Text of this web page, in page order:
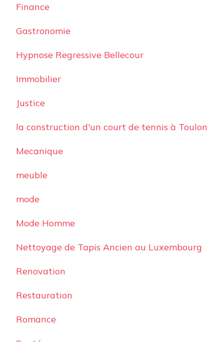
Finance
Gastronomie
Hypnose Regressive Bellecour
Immobilier
Justice
la construction d'un court de tennis à Toulon
Mecanique
meuble
mode
Mode Homme
Nettoyage de Tapis Ancien au Luxembourg
Renovation
Restauration
Romance